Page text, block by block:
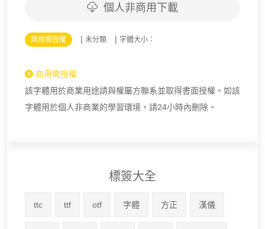
個人非商用下載
商用需授權 | 未分類 | 字體大小：
商用需授權
該字體用於商業用途請與權屬方聯系並取得書面授權。如該
字體用於個人非商業的學習環境，請24小時內刪除。
標簽大全
ttc ttf otf 字體 方正 漢儀